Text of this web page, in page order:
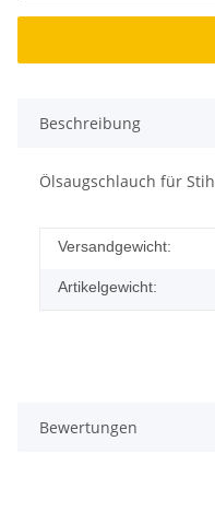
Beschreibung
Ölsaugschlauch für
Versandgewicht:
Artikelgewicht:
Bewertungen